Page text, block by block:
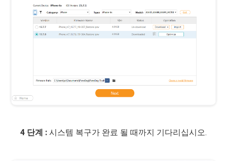
4 단계 : 시스템 복구가 완료 될 때까지 기다리십시오.